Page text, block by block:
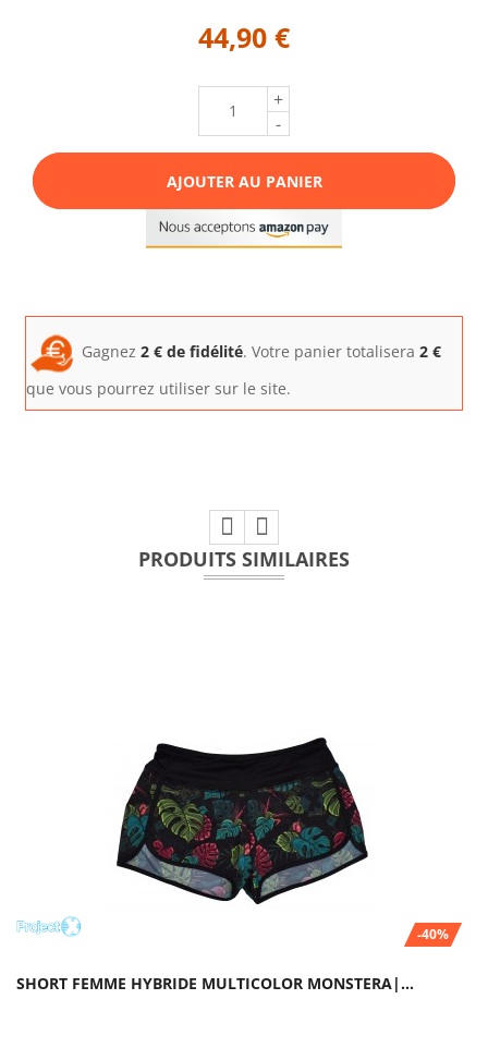
44,90 €
+
-
AJOUTER AU PANIER
Gagnez 2 € de fidélité. Votre panier totalisera 2 €
que vous pourrez utiliser sur le site.
PRODUITS SIMILAIRES
-40%
SHORT FEMME HYBRIDE MULTICOLOR MONSTERA|...